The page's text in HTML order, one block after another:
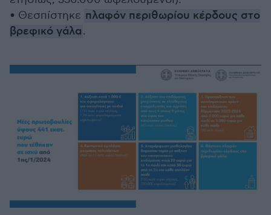
• Θεσπίστηκε πλαφόν περιθωρίου κέρδους στο
βρεφικό γάλα.